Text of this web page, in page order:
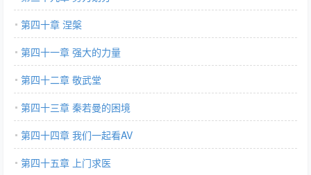
第四十章 涅槃
第四十一章 强大的力量
第四十二章 敬武堂
第四十三章 秦若曼的困境
第四十四章 我们一起看AV
第四十五章 上门求医